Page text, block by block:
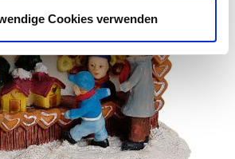
Cookies verwenden